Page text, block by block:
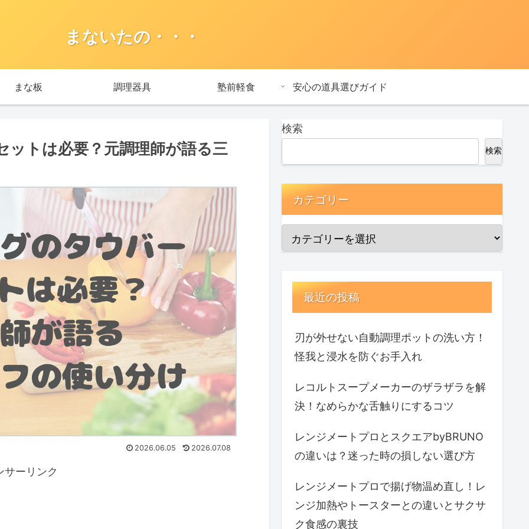
まないたの・・・
まな板 調理器具 塾前軽食 安心の道具選びガイド
トは必要？元調理師が語る三
2026.06.05 2026.07.08
サーリンク
検索
検索
カテゴリー
最近の投稿
刃が外せない自動調理ポットの洗い方！
怪我と浸水を防ぐお手入れ
レコルトスープメーカーのザラザラを解
決！なめらかな舌触りにするコツ
レンジメートプロとスクエアbyBRUNO
の違いは？迷った時の損しない選び方
レンジメートプロで揚げ物温め直し！レ
ンジ加熱やトースターとの違いとサクサ
ク食感の裏技